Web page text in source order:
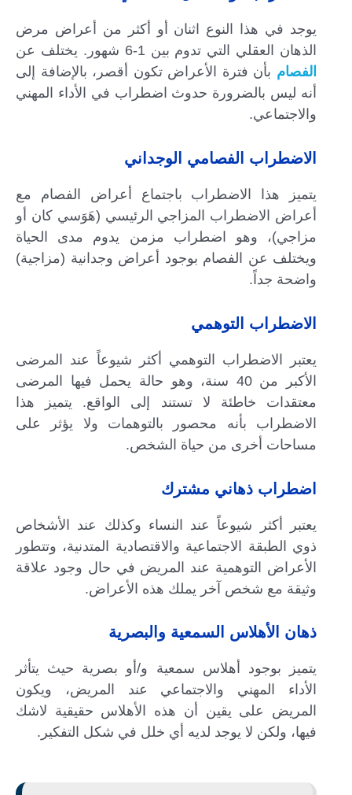
يوجد في هذا النوع اثنان أو أكثر من أعراض مرض
الذهان العقلي التي تدوم بين 1-6 شهور. يختلف عن
الفصام بأن فترة الأعراض تكون أقصر، بالإضافة إلى
أنه ليس بالضرورة حدوث اضطراب في الأداء المهني
والاجتماعي.
الاضطراب الفصامي الوجداني
يتميز هذا الاضطراب باجتماع أعراض الفصام مع
أعراض الاضطراب المزاجي الرئيسي (هَوَسي كان أو
مزاجي)، وهو اضطراب مزمن يدوم مدى الحياة
ويختلف عن الفصام بوجود أعراض وجدانية (مزاجية)
واضحة جداً.
الاضطراب التوهمي
يعتبر الاضطراب التوهمي أكثر شيوعاً عند المرضى
الأكبر من 40 سنة، وهو حالة يحمل فيها المرضى
معتقدات خاطئة لا تستند إلى الواقع. يتميز هذا
الاضطراب بأنه محصور بالتوهمات ولا يؤثر على
مساحات أخرى من حياة الشخص.
اضطراب ذهاني مشترك
يعتبر أكثر شيوعاً عند النساء وكذلك عند الأشخاص
ذوي الطبقة الاجتماعية والاقتصادية المتدنية، وتتطور
الأعراض التوهمية عند المريض في حال وجود علاقة
وثيقة مع شخص آخر يملك هذه الأعراض.
ذهان الأهلاس السمعية والبصرية
يتميز بوجود أهلاس سمعية و/أو بصرية حيث يتأثر
الأداء المهني والاجتماعي عند المريض، ويكون
المريض على يقين أن هذه الأهلاس حقيقية لاشك
فيها، ولكن لا يوجد لديه أي خلل في شكل التفكير.